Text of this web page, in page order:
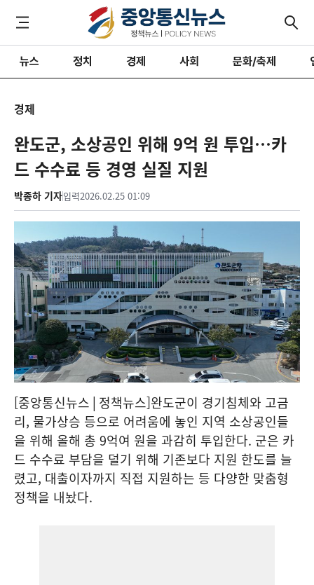
뉴스 정치 경제 사회 문화/축제
경제
완도군, 소상공인 위해 9억 원 투입…카
드 수수료 등 경영 실질 지원
박종하 기자입력2026.02.25 01:09
[중앙통신뉴스│정책뉴스]완도군이 경기침체와 고금
리, 물가상승 등으로 어려움에 놓인 지역 소상공인들
을 위해 올해 총 9억여 원을 과감히 투입한다. 군은 카
드 수수료 부담을 덜기 위해 기존보다 지원 한도를 늘
렸고, 대출이자까지 직접 지원하는 등 다양한 맞춤형
정책을 내놨다.